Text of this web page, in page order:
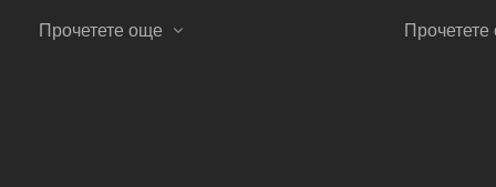
плочи на масата), което прави
изключително лесна подмяната на
Прочетете още
захранва